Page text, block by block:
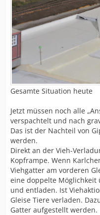
Gesamte Situation heute
Jetzt müssen noch alle
verspachtelt und nach
Das ist der Nachteil von
werden.
Direkt an der Vieh-
Kopframpe. Wenn
Viehgatter am vorderen
eine doppelte Möglichkeit
und entladen. Ist
Gleise Tiere verladen.
Gatter aufgestellt werden.